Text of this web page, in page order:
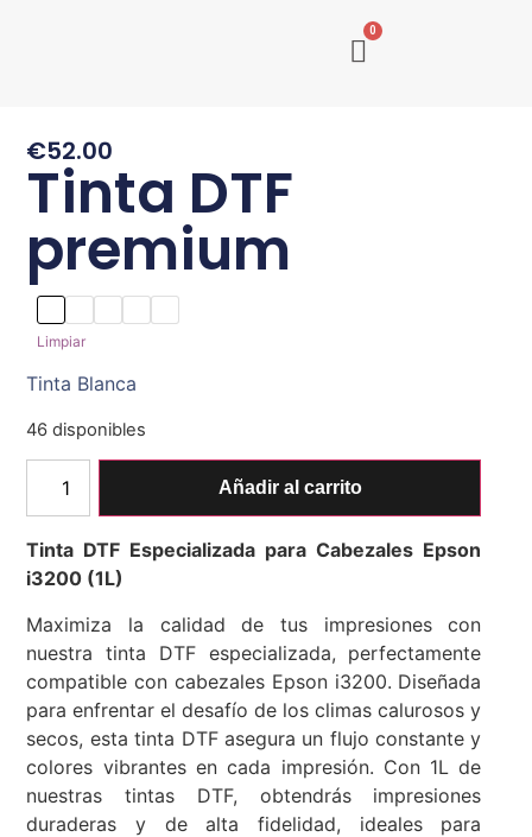
0
Tinta DTF
premium
€52.00
Limpiar
Tinta Blanca
46 disponibles
Añadir al carrito
Tinta DTF Especializada para Cabezales Epson
i3200 (1L)
Maximiza la calidad de tus impresiones con
nuestra tinta DTF especializada, perfectamente
compatible con cabezales Epson i3200. Diseñada
para enfrentar el desafío de los climas calurosos y
secos, esta tinta DTF asegura un flujo constante y
colores vibrantes en cada impresión. Con 1L de
nuestras tintas DTF, obtendrás impresiones
duraderas y de alta fidelidad, ideales para